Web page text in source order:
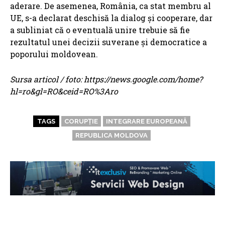
aderare. De asemenea, România, ca stat membru al
UE, s-a declarat deschisă la dialog și cooperare, dar
a subliniat că o eventuală unire trebuie să fie
rezultatul unei decizii suverane și democratice a
poporului moldovean.
Sursa articol / foto: https://news.google.com/home?
hl=ro&gl=RO&ceid=RO%3Aro
TAGS CORUPȚIE
INTEGRARE EUROPEANĂ
REPUBLICA MOLDOVA